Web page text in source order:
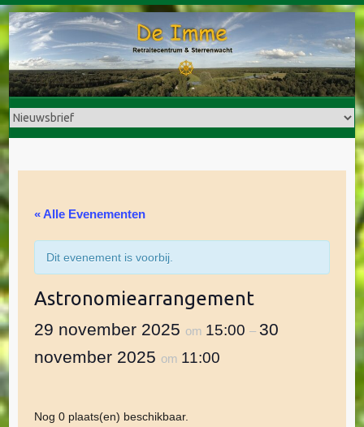
Doorgaan
naar
inhoud
« Alle Evenementen
Dit evenement is voorbij.
Astronomiearrangement
29 november 2025 om 15:00 – 30
november 2025 om 11:00
Nog 0 plaats(en) beschikbaar.